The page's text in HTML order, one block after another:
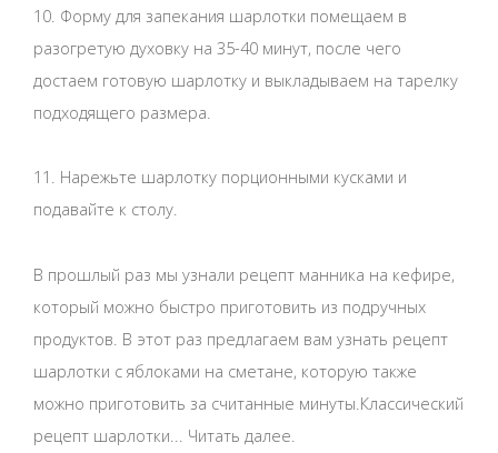
10. Форму для запекания шарлотки помещаем в
разогретую духовку на 35-40 минут, после чего
достаем готовую шарлотку и выкладываем на тарелку
подходящего размера.
11. Нарежьте шарлотку порционными кусками и
подавайте к столу.
В прошлый раз мы узнали рецепт манника на кефире,
который можно быстро приготовить из подручных
продуктов. В этот раз предлагаем вам узнать рецепт
шарлотки с яблоками на сметане, которую также
можно приготовить за считанные минуты.Классический
рецепт шарлотки... Читать далее.